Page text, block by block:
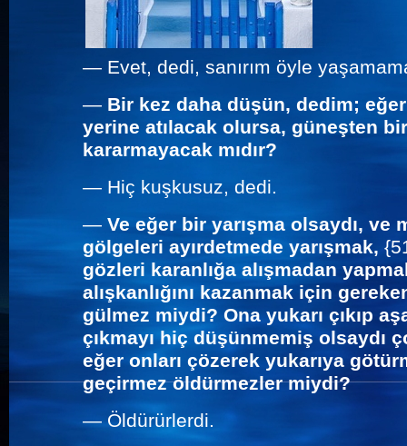
— Evet, dedi, sanırım öyle
— Bir kez daha düşün, dedim;
yerine atılacak olursa, güneşten
kararmayacak mıdır?
— Hiç kuşkusuz, dedi.
— Ve eğer bir yarışma olsaydı, ve
gölgeleri ayırdetmede yarışmak,
gözleri karanlığa alışmadan
alışkanlığını kazanmak için
gülmez miydi? Ona yukarı çıkıp
çıkmayı hiç düşünmemiş olsaydı
eğer onları çözerek yukarıya
geçirmez öldürmezler miydi?
—Öldürürlerdi.